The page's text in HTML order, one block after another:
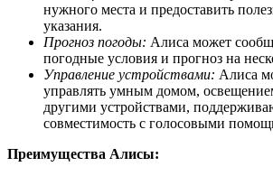
нужного места и предоставить
указания.
Прогноз погоды: Алиса может
погодные условия и прогноз на
Управление устройствами: Алиса
управлять умным домом,
другими устройствами,
совместимость с голосовыми
Преимущества Алисы: